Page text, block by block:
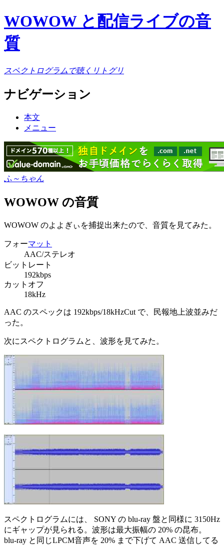
WOWOW と配信ライブの音
質
スペクトログラムで聴くリトグリ
ナビゲーション
本文
メニュー
ふ～ちゃん
WOWOW の音質
WOWOW のよよぎぃを捕捉出来たので、音質を見てみた。
フォーマット
AAC/ステレオ
ビットレート
192kbps
カットオフ
18kHz
AAC のスペックは 192kbps/18kHzCut で、民報地上波並みだ
った。
次にスペクトログラムと、波形を見てみた。
スペクトログラムには、 SONY の blu-ray 盤と同様に 3150Hz
にギャップが見られる。波形は最大振幅の 20% の昆布。
blu-ray と同じLPCM音声を 20% まで下げて AAC 送信してる